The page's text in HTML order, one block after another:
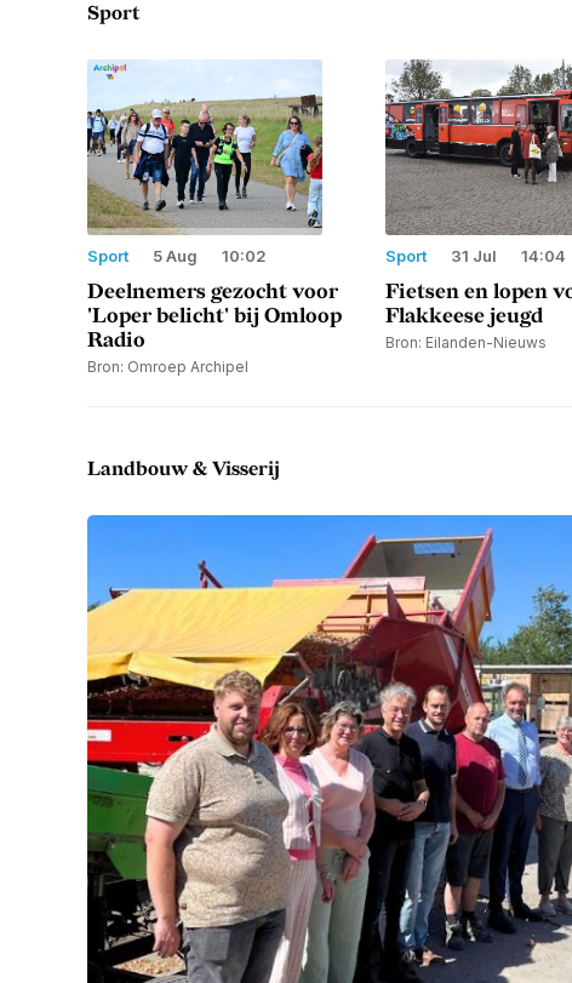
Sport
Sport 5 Aug 10:02
Deelnemers gezocht voor
'Loper belicht' bij Omloop
Radio
Bron: Omroep Archipel
Sport 31 Jul 14:04
Fietsen en lopen
Flakkeese jeugd
Bron: Eilanden-Nieuws
Landbouw & Visserij